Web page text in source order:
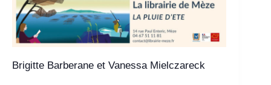
Brigitte Barberane et Vanessa Mielczareck